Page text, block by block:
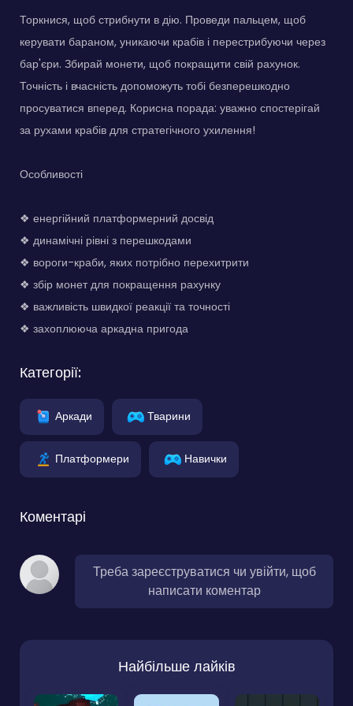
Торкнися, щоб стрибнути в дію. Проведи пальцем, щоб
керувати бараном, уникаючи крабів і перестрибуючи через
бар'єри. Збирай монети, щоб покращити свій рахунок.
Точність і вчасність допоможуть тобі безперешкодно
просуватися вперед. Корисна порада: уважно спостерігай
за рухами крабів для стратегічного ухилення!
Особливості
❖ енергійний платформерний досвід
❖ динамічні рівні з перешкодами
❖ вороги-краби, яких потрібно перехитрити
❖ збір монет для покращення рахунку
❖ важливість швидкої реакції та точності
❖ захоплююча аркадна пригода
Категорії:
Аркади Тварини
Платформери Навички
Коментарі
Треба зареєструватися чи увійти, щоб
написати коментар
Найбільше лайків